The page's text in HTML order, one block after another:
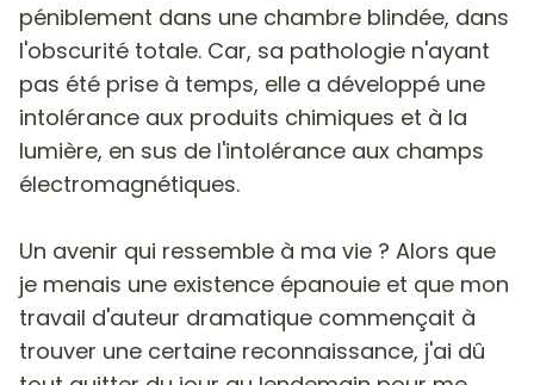
péniblement dans une chambre blindée, dans
l'obscurité totale. Car, sa pathologie n'ayant
pas été prise à temps, elle a développé une
intolérance aux produits chimiques et à la
lumière, en sus de l'intolérance aux champs
électromagnétiques.
Un avenir qui ressemble à ma vie ? Alors que
je menais une existence épanouie et que mon
travail d'auteur dramatique commençait à
trouver une certaine reconnaissance, j'ai dû